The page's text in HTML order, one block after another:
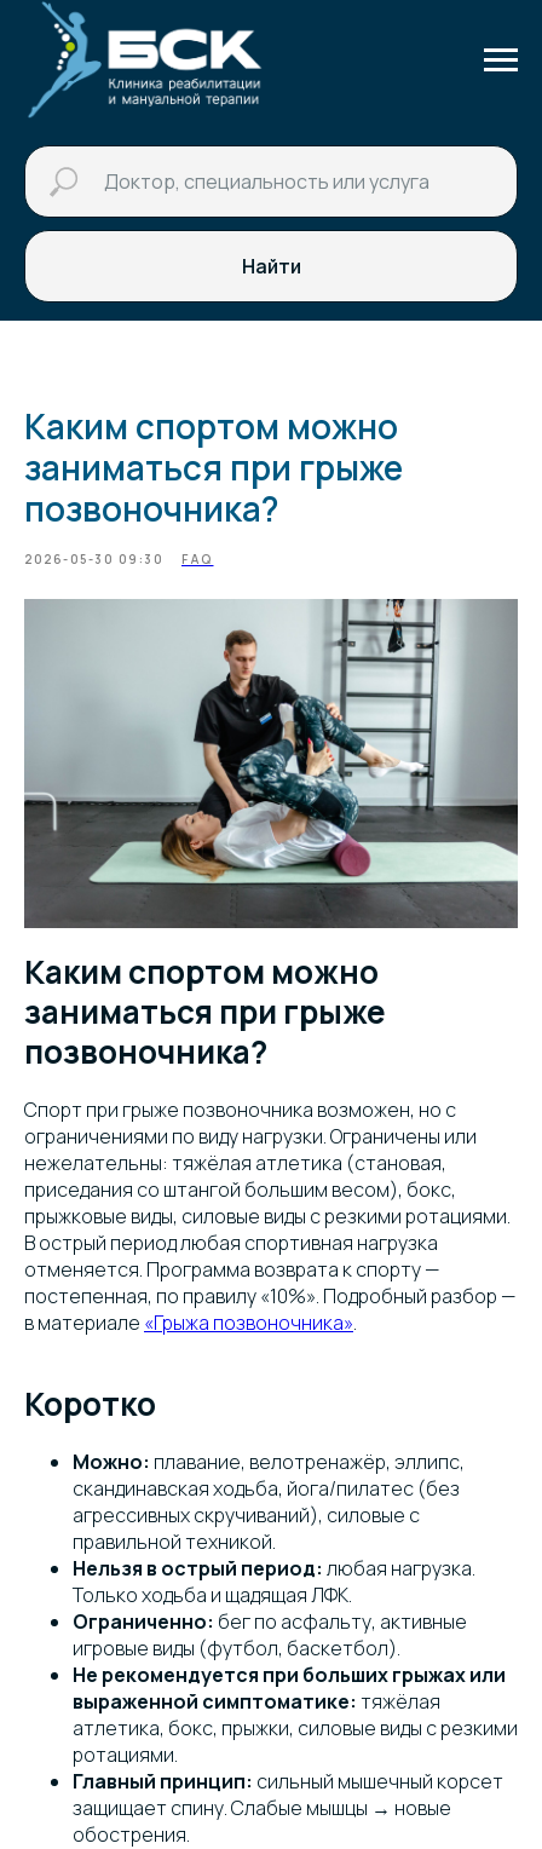
Найти
Каким спортом можно
заниматься при грыже
позвоночника?
2026-05-30 09:30 FAQ
Каким спортом можно
заниматься при грыже
позвоночника?
Спорт при грыже позвоночника возможен, но с
ограничениями по виду нагрузки. Ограничены или
нежелательны: тяжёлая атлетика (становая,
приседания со штангой большим весом), бокс,
прыжковые виды, силовые виды с резкими ротациями.
В острый период любая спортивная нагрузка
отменяется. Программа возврата к спорту —
постепенная, по правилу «10%». Подробный разбор —
в материале «Грыжа позвоночника».
Коротко
Можно: плавание, велотренажёр, эллипс,
скандинавская ходьба, йога/пилатес (без
агрессивных скручиваний), силовые с
правильной техникой.
Нельзя в острый период: любая нагрузка.
Только ходьба и щадящая ЛФК.
Ограниченно: бег по асфальту, активные
игровые виды (футбол, баскетбол).
Не рекомендуется при больших грыжах или
выраженной симптоматике: тяжёлая
атлетика, бокс, прыжки, силовые виды с резкими
ротациями.
Главный принцип: сильный мышечный корсет
защищает спину. Слабые мышцы → новые
обострения.